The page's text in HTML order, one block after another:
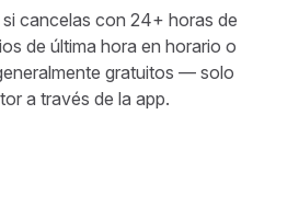
cancelas con 24+ horas de
de última hora en horario o
gratuitos — solo
a través de la app.